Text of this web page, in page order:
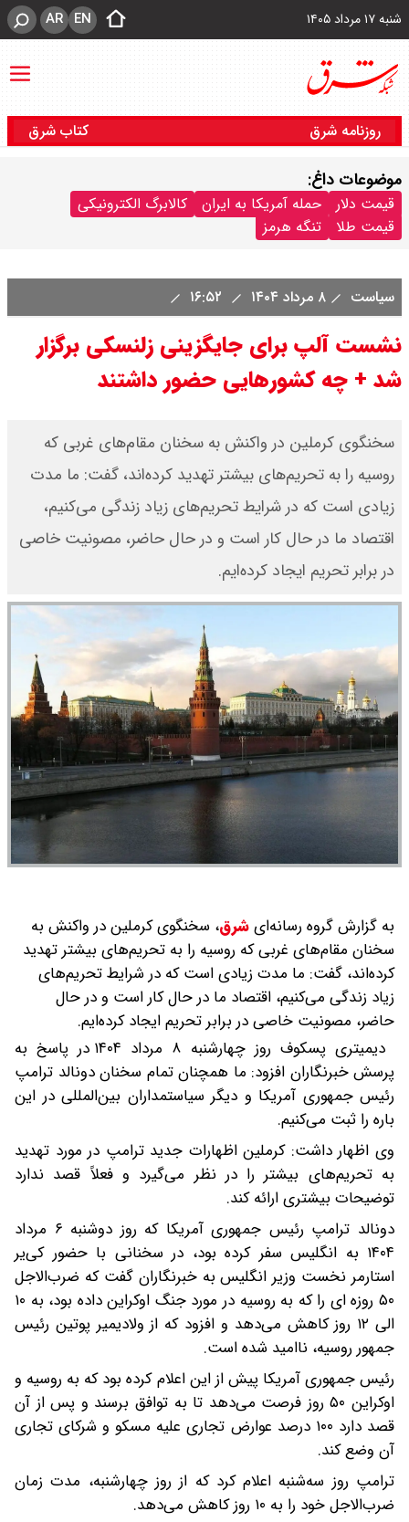
شنبه ۱۷ مرداد ۱۴۰۵ EN
AR
روزنامه شرق کتاب شرق
موضوعات داغ:
قیمت دلار حمله آمریکا به ایران
کالابرگ الکترونیکی
قیمت طلا
تنگه هرمز
سیاست ۸ مرداد ۱۴۰۴
نشست آلپ برای جایگزینی زلنسکی برگزار
شد + چه کشورهایی حضور داشتند
سخنگوی کرملین در واکنش به سخنان مقام‌های غربی که
روسیه را به تحریم‌های بیشتر تهدید کرده‌اند، گفت: ما مدت
زیادی است که در شرایط تحریم‌های زیاد زندگی می‌کنیم،
اقتصاد ما در حال کار است و در حال حاضر، مصونیت خاصی
در برابر تحریم ایجاد کرده‌ایم.
به گزارش گروه رسانه‌ایشرق، سخنگوی کرملین در واکنش به
سخنان مقام‌های غربی که روسیه را به تحریم‌های بیشتر تهدید
کرده‌اند، گفت: ما مدت زیادی است که در شرایط تحریم‌های
زیاد زندگی می‌کنیم، اقتصاد ما در حال کار است و در حال
حاضر، مصونیت خاصی در برابر تحریم ایجاد کرده‌ایم.
دیمیتری پسکوف روز چهارشنبه ۸ مرداد ۱۴۰۴ در پاسخ به
پرسش خبرنگاران افزود:‌ ما همچنان تمام سخنان دونالد ترامپ
رئیس جمهوری آمریکا و دیگر سیاستمداران بین‌المللی در این
باره را ثبت می‌کنیم.
وی اظهار داشت: کرملین اظهارات جدید ترامپ در مورد تهدید
به تحریم‌های بیشتر را در نظر می‌گیرد و فعلاً قصد ندارد
توضیحات بیشتری ارائه کند.
دونالد ترامپ رئیس جمهوری آمریکا که روز دوشنبه ۶ مرداد
۱۴۰۴ به انگلیس سفر کرده بود، در سخنانی با حضور کی‌یر
استارمر نخست وزیر انگلیس به خبرنگاران گفت که ضرب‌الاجل
۵۰ روزه ای را که به روسیه در مورد جنگ اوکراین داده بود، به ۱۰
الی ۱۲ روز کاهش می‌دهد و افزود که از ولادیمیر پوتین رئیس
جمهور روسیه، ناامید شده است.
رئیس جمهوری آمریکا پیش از این اعلام کرده بود که به روسیه و
اوکراین ۵۰ روز فرصت می‌دهد تا به توافق برسند و پس از آن
قصد دارد ۱۰۰ درصد عوارض تجاری علیه مسکو و شرکای تجاری
آن وضع کند.
ترامپ روز سه‌شنبه اعلام کرد که از روز چهارشنبه، مدت زمان
ضرب‌الاجل خود را به ۱۰ روز کاهش می‌دهد.